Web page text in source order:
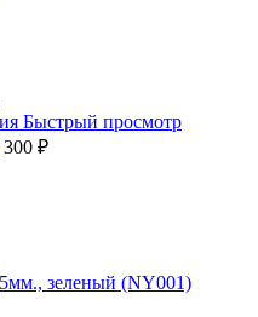
Быстрый просмотр
300 ₽